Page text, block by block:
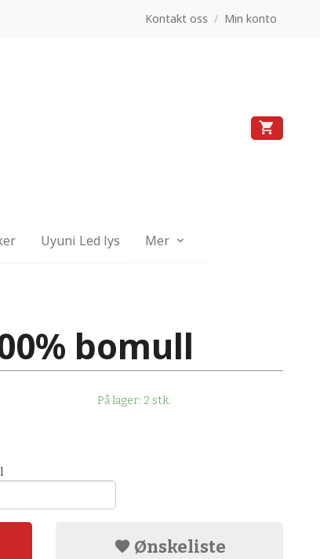
Kontakt oss / Min konto
Uyuni Led lys Mer
bomull
På lager: 2 stk.
Ønskeliste